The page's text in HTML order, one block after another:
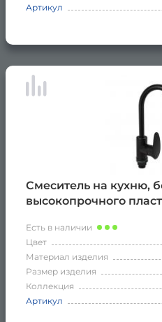
Артикул
Смеситель на кухню,
высокопрочного
Есть в наличии
Цвет
Материал изделия
Размер изделия
Коллекция
Артикул